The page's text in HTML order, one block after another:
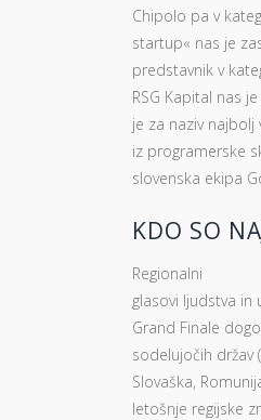
Chipolo pa v
startup« nas je
predstavnik v
RSG Kapital nas
je za naziv najbolj
iz programerske
slovenska ekipa
KDO SO
Regionalni
glasovi ljudstva in
Grand Finale
sodelujočih držav
Slovaška,
letošnje regijske